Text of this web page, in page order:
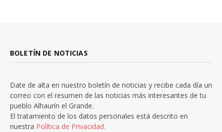
BOLETÍN DE NOTICIAS
Date de alta en nuestro boletín de noticias y recibe cada día un
correo con el resumen de las noticias más interesantes de tu
pueblo Alhaurín el Grande.
El tratamiento de los datos personales está descrito en
nuestra Política de Privacidad.